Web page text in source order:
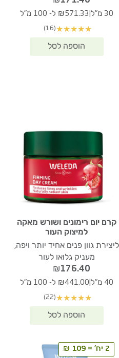
30 מ"ל ₪571.33 ל- 100 מ"ל
★
★
★
★
★
(16)
קרם יום רימונים ושורש מאקה
למיצוק העור
ליצירת גוון פנים אחיד יותר ויפה,
מעניק גלואו לעור
₪176.40
40 מ"ל ₪441.00 ל- 100 מ"ל
★
★
★
★
★
(22)
2 יח' = 109 ₪